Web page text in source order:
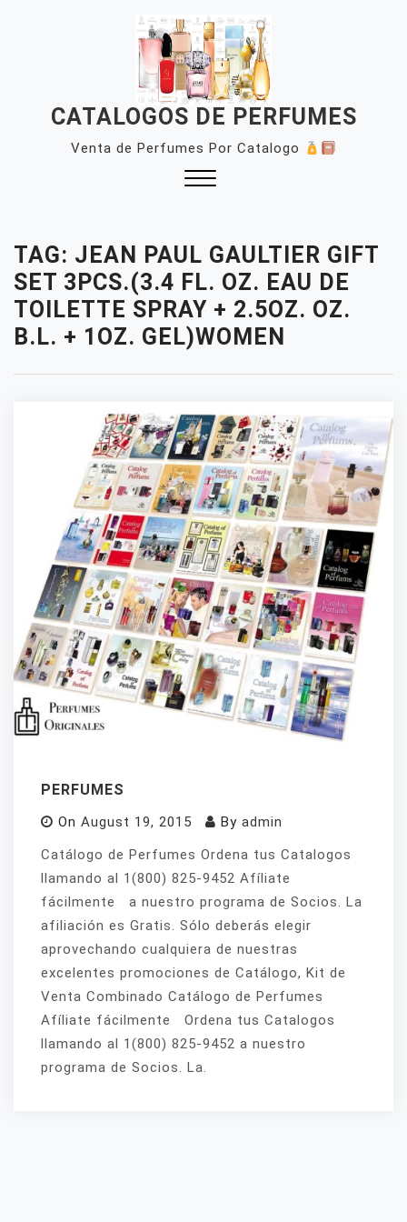
CATALOGOS DE PERFUMES
Venta de Perfumes Por Catalogo
TAG: JEAN PAUL GAULTIER GIFT
SET 3PCS.(3.4 FL. OZ. EAU DE
TOILETTE SPRAY + 2.5OZ. OZ.
B.L. + 1OZ. GEL)WOMEN
PERFUMES
On August 19, 2015 By admin
Catálogo de Perfumes Ordena tus Catalogos
llamando al 1(800) 825-9452 Afíliate
fácilmente a nuestro programa de Socios. La
afiliación es Gratis. Sólo deberás elegir
aprovechando cualquiera de nuestras
excelentes promociones de Catálogo, Kit de
Venta Combinado Catálogo de Perfumes
Afíliate fácilmente Ordena tus Catalogos
llamando al 1(800) 825-9452 a nuestro
programa de Socios. La.